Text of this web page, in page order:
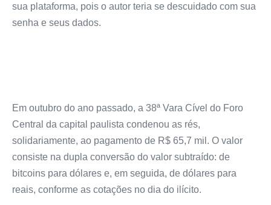
sua plataforma, pois o autor teria se descuidado com sua
senha e seus dados.
Em outubro do ano passado, a 38ª Vara Cível do Foro
Central da capital paulista condenou as rés,
solidariamente, ao pagamento de R$ 65,7 mil. O valor
consiste na dupla conversão do valor subtraído: de
bitcoins para dólares e, em seguida, de dólares para
reais, conforme as cotações no dia do ilícito.